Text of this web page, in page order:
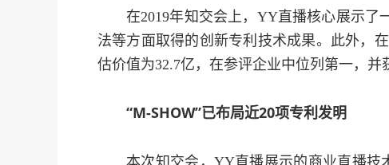
在2019年知交会上，YY直播核心展示了
法等方面取得的创新专利技术成果。此外，
估价值为32.7亿，在参评企业中位列第一，并
“M-SHOW”已布局近20项专利发明
本次知交会，YY直播展示的商业直播技